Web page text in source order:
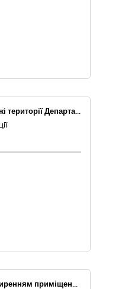
Роботи з реконструкції огорожі території Департаменту патрульної поліції за адресою: вул. Федора Ернста, 3, м. Київ
Реконструкція їдальні з розширенням приміщень державного підприємства "Олімпійський навчально-спортивний центр "Конча-Заспа" за адресою: 03131, м. Київ, вул. Столичне шосе, 19. Коригування.